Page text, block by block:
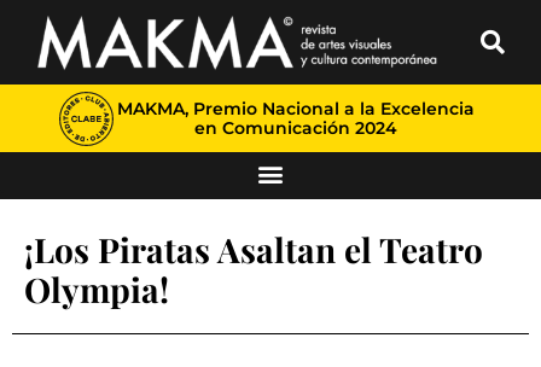
MAKMA, Premio Nacional a la Excelencia
en Comunicación 2024
¡Los Piratas Asaltan el Teatro
Olympia!